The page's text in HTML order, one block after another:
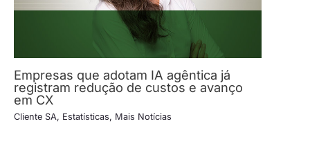
Empresas que adotam IA agêntica já
registram redução de custos e avanço
em CX
Cliente SA, Estatísticas, Mais Notícias